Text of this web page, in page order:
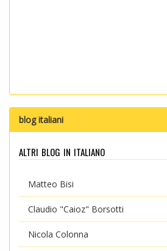
blog italiani
altri blog in italiano
Matteo Bisi
Claudio "Caioz" Borsotti
Nicola Colonna